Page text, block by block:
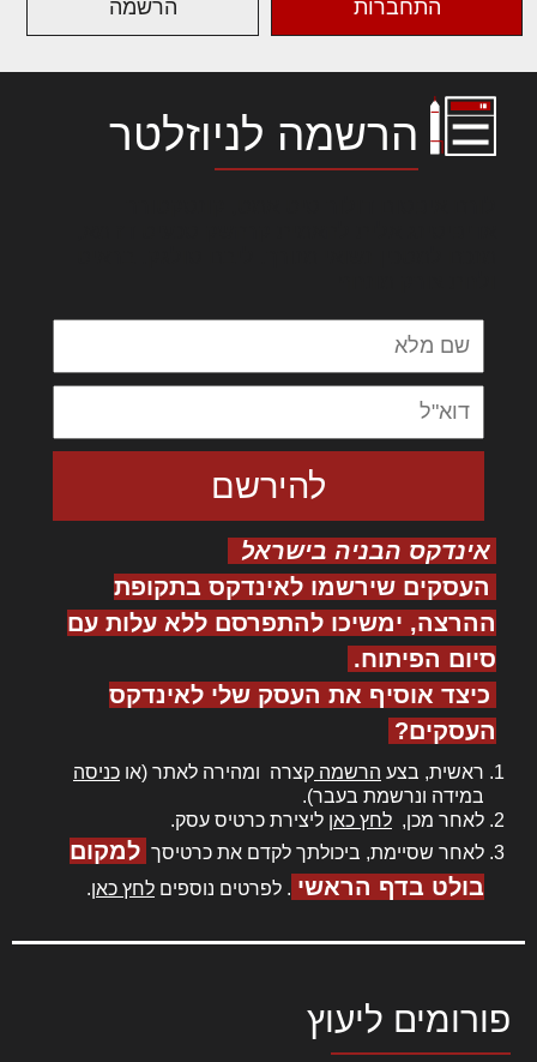
התחברות הרשמה
הרשמה לניוזלטר
אינדקס הבניה בישראל
העסקים שירשמו לאינדקס בתקופת
ההרצה, ימשיכו להתפרסם ללא עלות עם
סיום הפיתוח.
כיצד אוסיף את העסק שלי לאינדקס
העסקים?
ראשית, בצע הרשמה קצרה ומהירה לאתר (או כניסה
במידה ונרשמת בעבר).
לאחר מכן, לחץ כאן ליצירת כרטיס עסק.
לאחר שסיימת, ביכולתך לקדם את כרטיסך למקום
בולט בדף הראשי . לפרטים נוספים לחץ כאן.
פורומים ליעוץ